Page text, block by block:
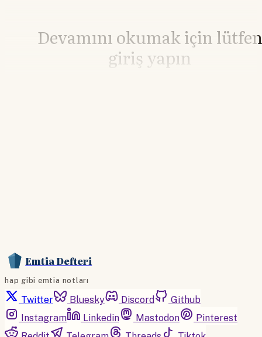
Devamını okumak için lütfen
giriş yapın
Emtia Defteri
hap gibi emtia notları
Twitter Bluesky Discord
Github
Instagram
Linkedin Mastodon
Pinterest